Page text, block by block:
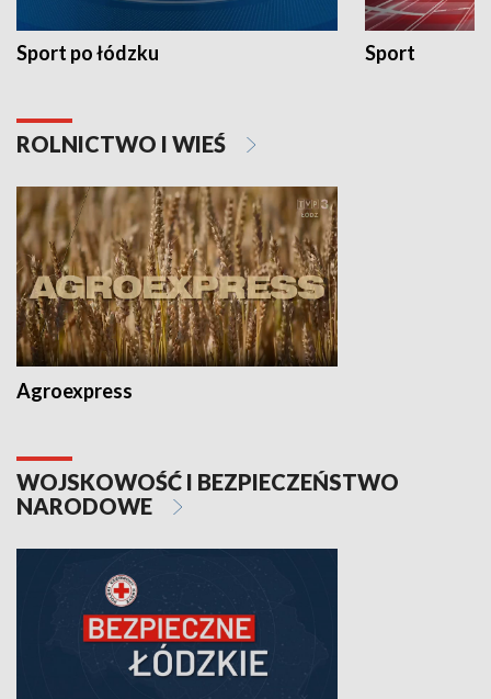
Sport po łódzku Sport
ROLNICTWO I WIEŚ
Agroexpress
WOJSKOWOŚĆ I BEZPIECZEŃSTWO
NARODOWE